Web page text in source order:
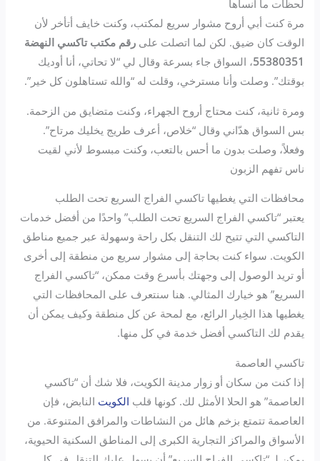
لحظات ما أنساها
مرة كنت أبي أروح مشوار سريع لمكتب، وكنت خايف أتأخر لأن
الوقت كان ضيق. لكن لما اتصلت علىرقم مكتب تاكسي النهضة
55380351، السواق جاء بسرعة وقال لي “لا تحاتي، أنا أوديك
بوقتك”. وصلت وأنا مسترخي، وقلت له “والله تستاهلون كل خير”.
ومرة ثانية، كنت محتاج أروح الجهراء، وكنت متضايق من الزحمة.
بس السواق هدّاني وقال “خلاص، أعرف طريج يخليك مرتاح”.
وفعلاً، وصلت بدون ما أحس بالتعب، وكنت مبسوط لأني لقيت
ناس تفهم الزبون
محافظات التي يغطيها تاكسي الفراج السريع تحت الطلب
يعتبر “تاكسي الفراج السريع تحت الطلب” واحدًا من أفضل خدمات
التاكسي التي تتيح لك التنقل بكل راحة وسهولة عبر جميع مناطق
الكويت. سواء كنت بحاجة إلى مشوار سريع من منطقة إلى أخرى
أو تريد الوصول إلى وجهتك بأسرع وقت ممكن، “تاكسي الفراج
السريع” هو خيارك المثالي. هنا سنتعرف على المحافظات التي
يغطيها هذا الخِيار الرائع، مع لمحة عن كل منطقة وكيف يمكن أن
يقدم لك التاكسي أفضل خدمة في كل منها.
تاكسي العاصمة
إذا كنت من سكان أو زوار مدينة الكويت، فلا شك أن “تاكسي
العاصمة” هو الحلا الأمثل لك. كونها قلب الكويت النابض، فإن
العاصمة تتمتع بزخم هائل من النشاطات والمرافق المتنوعة. من
الأسواق والمراكز التجارية الكبرى إلى المناطق السكنية الحيوية،